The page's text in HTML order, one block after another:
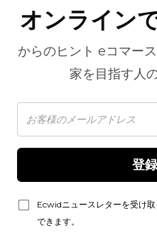
オンライン
からのヒント eコマース
家を目指す人
Ecwidニュースレターを受け
できます。